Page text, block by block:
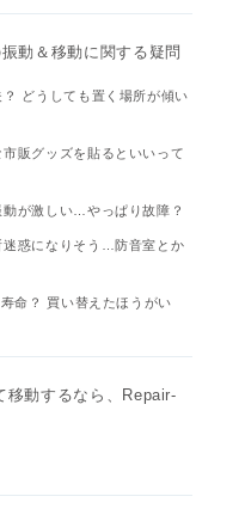
動＆移動に関する疑問
どうしても置く場所が傾い
販グッズを貼るといいって
が激しい…やっぱり故障？
惑になりそう…防音室とか
命？ 買い替えたほうがい
移動するなら、Repair-